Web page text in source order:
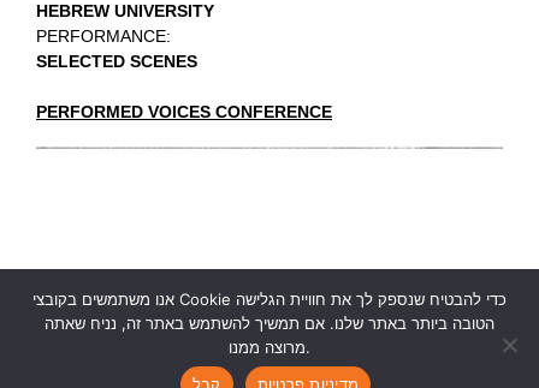
HEBREW UNIVERSITY
PERFORMANCE:
SELECTED SCENES
PERFORMED VOICES CONFERENCE
Ruth Kanner Theatre Group| rktheatre@gmail.com
אנו משתמשים בקובצי Cookie כדי להבטיח שנספק לך את חוויית הגלישה
הטובה ביותר באתר שלנו. אם תמשיך להשתמש באתר זה, נניח שאתה
מרוצה ממנו.
קבל
מדיניות פרטיות